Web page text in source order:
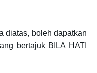
diatas, boleh dapatkan
bertajuk BILA HATI